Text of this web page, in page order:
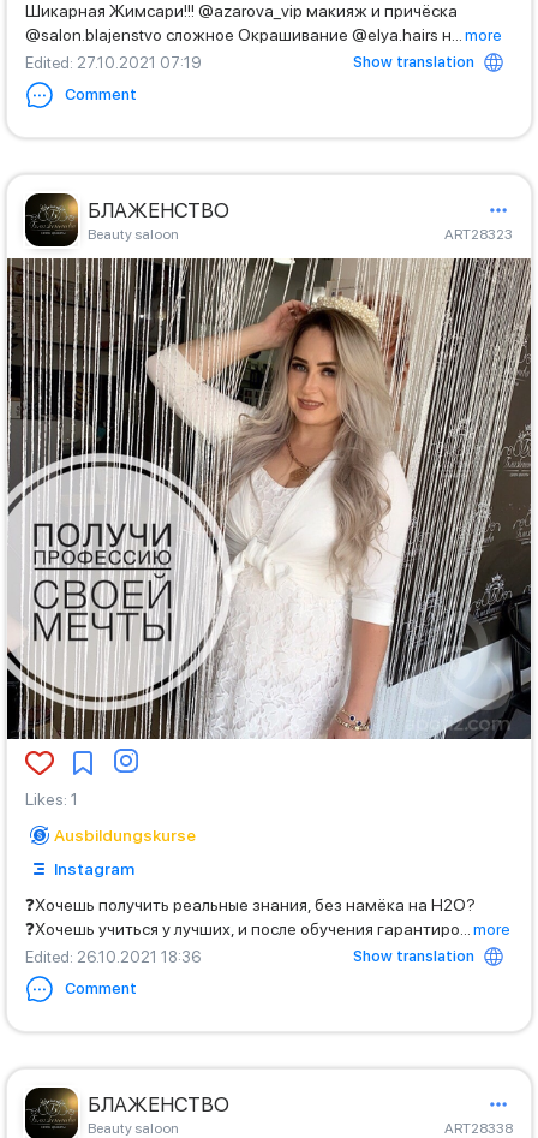
Шикарная Жимсари!!! @azarova_vip макияж и причёска
@salon.blajenstvo сложное Окрашивание @elya.hairs н
more
Edited: 27.10.2021 07:19
Show translation
Comment
БЛАЖЕНСТВО
Beauty saloon ART28323
Likes: 1
Ausbildungskurse
Instagram
❓Хочешь получить реальные знания, без намёка на H2O?
❓Хочешь учиться у лучших, и после обучения гарантиро
more
Edited: 26.10.2021 18:36
Show translation
Comment
БЛАЖЕНСТВО
Beauty saloon ART28338